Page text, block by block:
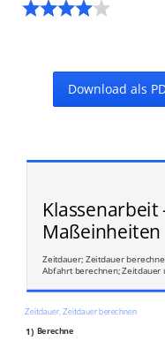
Download als
Maßeinheiten
Zeitdauer; Zeitdauer
Abfahrt berechnen; Zeitdauer
Zeitdauer, Zeitdauer berechnen
1) Berechne